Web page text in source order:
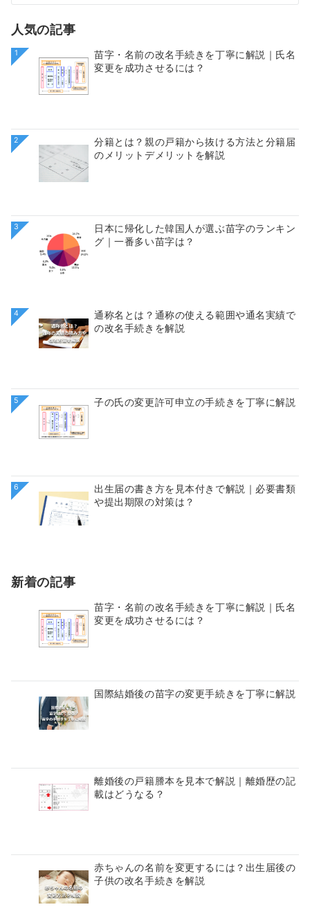
人気の記事
1
苗字・名前の改名手続きを丁寧に解説｜氏名
変更を成功させるには？
2
分籍とは？親の戸籍から抜ける方法と分籍届
のメリットデメリットを解説
3
日本に帰化した韓国人が選ぶ苗字のランキン
グ｜一番多い苗字は？
4
通称名とは？通称の使える範囲や通名実績で
の改名手続きを解説
5 子の氏の変更許可申立の手続きを丁寧に解説
6
出生届の書き方を見本付きで解説｜必要書類
や提出期限の対策は？
新着の記事
苗字・名前の改名手続きを丁寧に解説｜氏名
変更を成功させるには？
国際結婚後の苗字の変更手続きを丁寧に解説
離婚後の戸籍謄本を見本で解説｜離婚歴の記
載はどうなる？
赤ちゃんの名前を変更するには？出生届後の
子供の改名手続きを解説